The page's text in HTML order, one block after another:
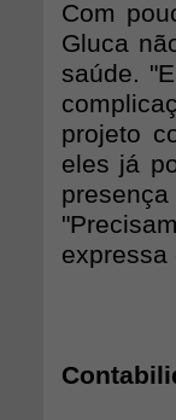
Com
Gluca
saúde.
projeto
eles já
expressa